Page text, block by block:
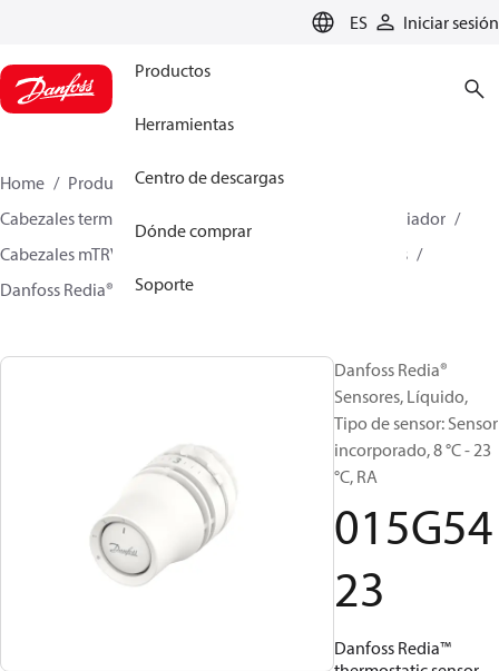
ES Iniciar sesión
Productos
Herramientas
Centro de descargas
Dónde comprar
Soporte
Home Productos
Climate Solutions for heating
Cabezales termostáticos de radiador
Sensores de radiador
Cabezales mTRV
Cabezales para válvulas RA Danfoss
Danfoss Redia® Sensores
Danfoss Redia®
Sensores, Líquido,
Tipo de sensor: Sensor
incorporado, 8 °C - 23
°C, RA
015G54
23
Danfoss Redia™